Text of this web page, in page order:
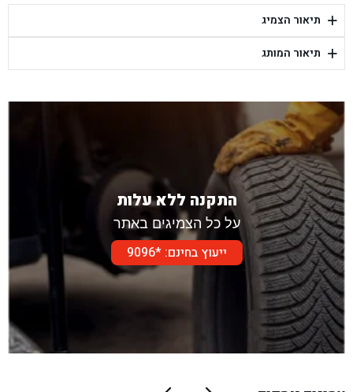
בן גל - יפת 88, תל אביב יפו - תל אביב
בן גל - דור אלון הר טוב - בית שמש
+ תיאור הצמיג
+ תיאור המותג
התקנה ללא עלות
על כל הצמיגים באתר
ייעוץ בחינם: *9096